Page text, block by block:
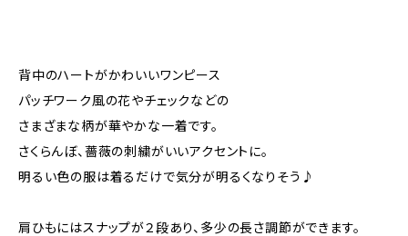
背中のハートがかわいいワンピース
パッチワーク風の花やチェックなどの
さまざまな柄が華やかな一着です。
さくらんぼ、薔薇の刺繍がいいアクセントに。
明るい色の服は着るだけで気分が明るくなりそう♪
肩ひもにはスナップが２段あり、多少の長さ調節ができます。